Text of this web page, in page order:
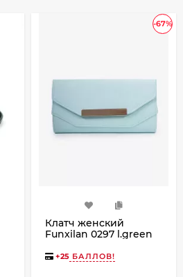
-67%
Клатч женский
Funxilan 0297 l.green
+25 БАЛЛОВ!